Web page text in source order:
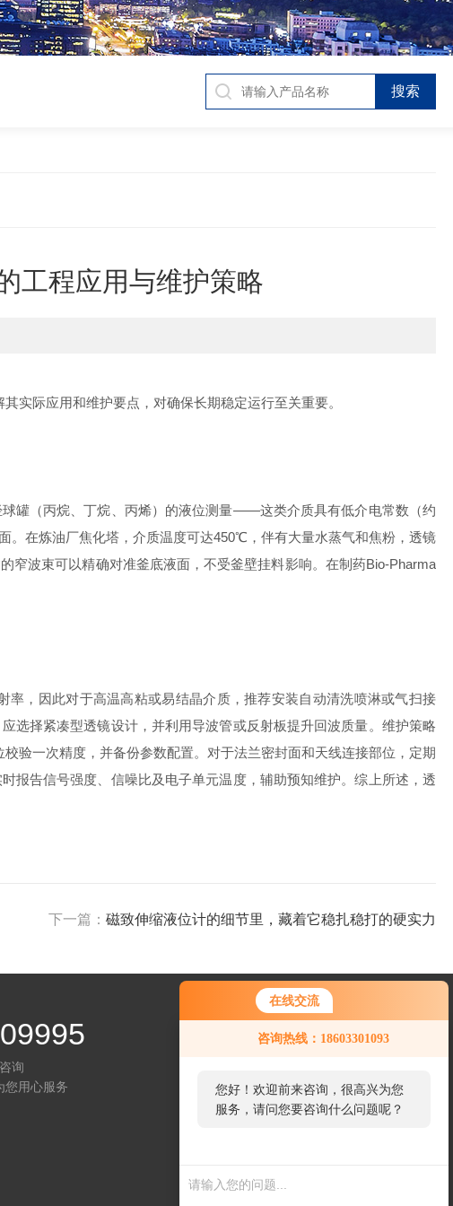
在线交流
咨询热线：18603301093
您好！欢迎前来咨询，很高兴为您
服务，请问您要咨询什么问题呢？
工程应用与维护策略
实际应用和维护要点，对确保长期稳定运行至关重要。
罐（丙烷、丁烷、丙烯）的液位测量——这类介质具有低介电常数（约
。在炼油厂焦化塔，介质温度可达450℃，伴有大量水蒸气和焦粉，透镜
窄波束可以精确对准釜底液面，不受釜壁挂料影响。在制药Bio-Pharma
，因此对于高温高粘或易结晶介质，推荐安装自动清洗喷淋或气扫接
选择紧凑型透镜设计，并利用导波管或反射板提升回波质量。维护策略
验一次精度，并备份参数配置。对于法兰密封面和天线连接部位，定期
报告信号强度、信噪比及电子单元温度，辅助预知维护。综上所述，透
下一篇：磁致伸缩液位计的细节里，藏着它稳扎稳打的硬实力
询
您用心服务
关注微信